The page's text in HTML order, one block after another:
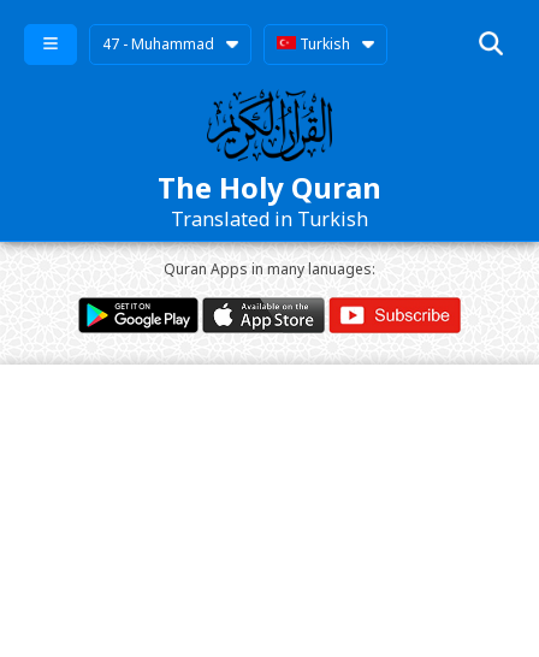
47 - Muhammad Turkish
The Holy Quran
Translated in Turkish
Quran Apps in many lanuages: